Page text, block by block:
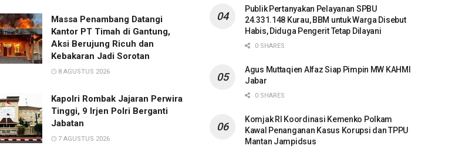
Massa Penambang Datangi
Kantor PT Timah di Gantung,
Aksi Berujung Ricuh dan
Kebakaran Jadi Sorotan
8 AGUSTUS 2026
Kapolri Rombak Jajaran Perwira
Tinggi, 9 Irjen Polri Berganti
Jabatan
7 AGUSTUS 2026
Publik Pertanyakan Pelayanan SPBU
24.331.148 Kurau, BBM untuk Warga Disebut
Habis, Diduga Pengerit Tetap Dilayani
0 SHARES
Agus Muttaqien Alfaz Siap Pimpin MW KAHMI
Jabar
0 SHARES
Komjak RI Koordinasi Kemenko Polkam
Kawal Penanganan Kasus Korupsi dan TPPU
Mantan Jampidsus